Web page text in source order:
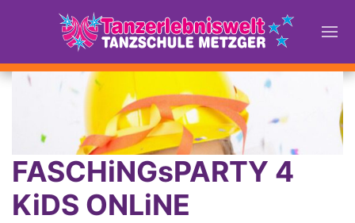
FASCHiNGsPARTY 4
KiDS ONLiNE